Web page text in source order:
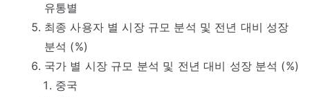
유통별
최종 사용자 별 시장 규모 분석 및 전년 대비 성장
분석 (%)
국가 별 시장 규모 분석 및 전년 대비 성장 분석 (%)
중국